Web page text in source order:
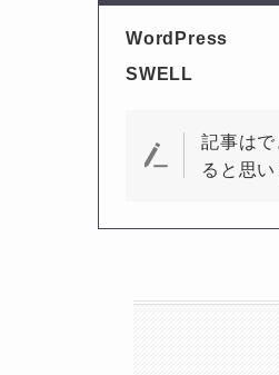
WordPress
SWELL
記事は
ると思い